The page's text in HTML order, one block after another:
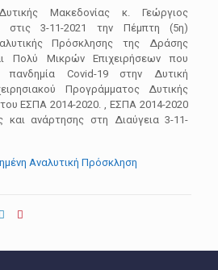
Μακεδονίας κ. Γεώργιος
στις 3-11-2021 την Πέμπτη (5η)
Πρόσκλησης της Δράσης
Πολύ Μικρών Επιχειρήσεων που
Covid-19 στην Δυτική
Προγράμματος Δυτικής
ΕΣΠΑ 2014-2020. , ΕΣΠΑ 2014-2020
και ανάρτησης στη Διαύγεια 3-11-
Αναλυτική Πρόσκληση